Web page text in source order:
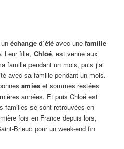
unéchange d’été avec unefamille
. Leur fille,Chloé, est venue aux
famille pendant un mois, puis j’ai
avec sa famille pendant un mois.
amies et sommes restées
années. Et puis Chloé est
familles se sont retrouvées en
fois en France depuis lors,
Brieuc pour un week-end fin